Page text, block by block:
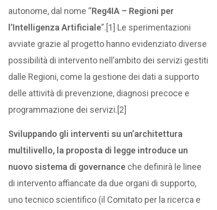
autonome, dal nome “Reg4IA – Regioni per
l’Intelligenza Artificiale”.[1] Le sperimentazioni
avviate grazie al progetto hanno evidenziato diverse
possibilità di intervento nell’ambito dei servizi gestiti
dalle Regioni, come la gestione dei dati a supporto
delle attività di prevenzione, diagnosi precoce e
programmazione dei servizi.[2]
Sviluppando gli interventi su un’architettura
multilivello, la proposta di legge introduce un
nuovo sistema di governance che definirà le linee
di intervento affiancate da due organi di supporto,
uno tecnico scientifico (il Comitato per la ricerca e